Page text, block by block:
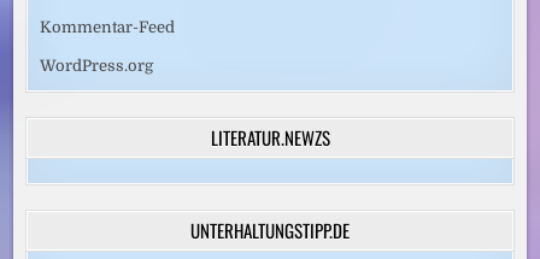
Kommentar-Feed
WordPress.org
LITERATUR.NEWZS
UNTERHALTUNGSTIPP.DE